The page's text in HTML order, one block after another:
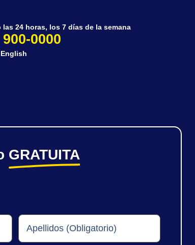
24 horas, los 7 días de la semana
0000
English
GRATUITA